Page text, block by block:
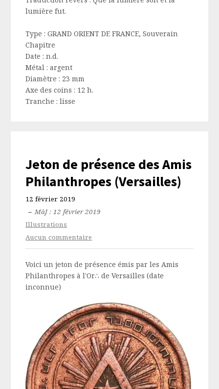
lumière fut.
Type :GRAND ORIENT DE FRANCE, Souverain
Chapitre
Date :n.d.
Métal :argent
Diamètre : 23 mm
Axe des coins : 12 h.
Tranche :lisse
Jeton de présence des Amis
Philanthropes (Versailles)
12 février 2019
–MàJ : 12 février 2019
Illustrations
Aucun commentaire
Voici un jeton de présence émis par les Amis
Philanthropes à l'Or∴ de Versailles (date
inconnue)